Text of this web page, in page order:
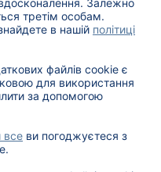
на українському
корисні, читайте